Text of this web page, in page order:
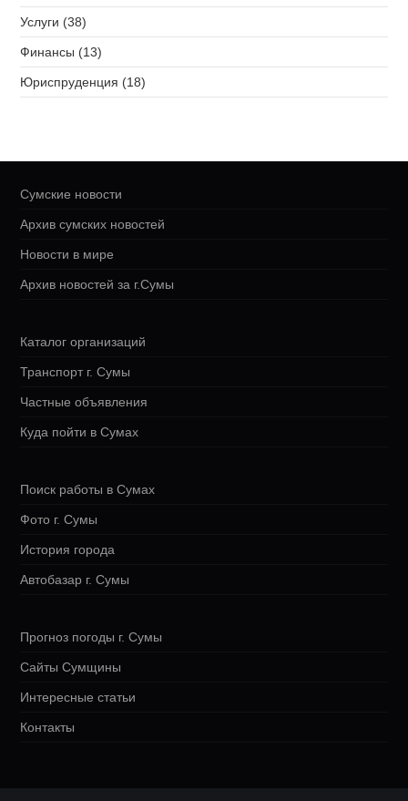
Услуги (38)
Финансы (13)
Юриспруденция (18)
Сумские новости
Архив сумских новостей
Новости в мире
Архив новостей за г.Сумы
Каталог организаций
Транспорт г. Сумы
Частные объявления
Куда пойти в Сумах
Поиск работы в Сумах
Фото г. Сумы
История города
Автобазар г. Сумы
Прогноз погоды г. Сумы
Сайты Сумщины
Интересные статьи
Контакты